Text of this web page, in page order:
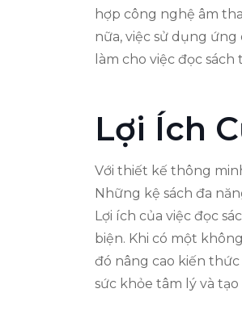
hợp công nghệ âm
nữa, việc sử dụng
làm cho việc đọc
Lợi Ích
Với thiết kế thông
Những kệ sách đa
Lợi ích của việc đọc
biện. Khi có một
đó nâng cao kiến
sức khỏe tâm lý và